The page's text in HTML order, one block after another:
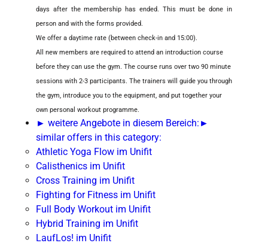
days after the membership has ended. This must be done in
person and with the forms provided.
We offer a daytime rate (between check-in and 15:00).
All new members are required to attend an introduction course
before they can use the gym. The course runs over two 90 minute
sessions with 2-3 participants. The trainers will guide you through
the gym, introduce you to the equipment, and put together your
own personal workout programme.
► weitere Angebote in diesem Bereich: ►
similar offers in this category:
Athletic Yoga Flow im Unifit
Calisthenics im Unifit
Cross Training im Unifit
Fighting for Fitness im Unifit
Full Body Workout im Unifit
Hybrid Training im Unifit
LaufLos! im Unifit